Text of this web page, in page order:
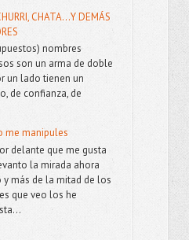
CHATA...Y DEMÁS
nombres
son un arma de doble
un lado tienen un
de confianza, de
me manipules
delante que me gusta
la mirada ahora
y más de la mitad de los
que veo los he